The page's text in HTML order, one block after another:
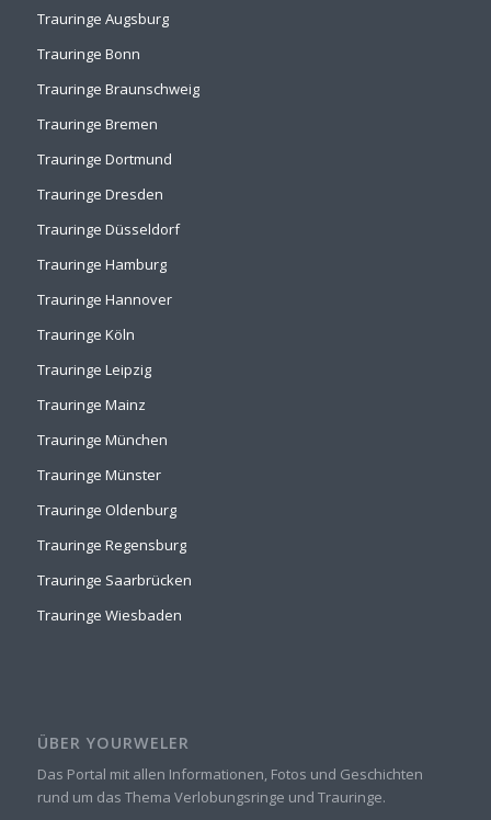
Trauringe Augsburg
Trauringe Bonn
Trauringe Braunschweig
Trauringe Bremen
Trauringe Dortmund
Trauringe Dresden
Trauringe Düsseldorf
Trauringe Hamburg
Trauringe Hannover
Trauringe Köln
Trauringe Leipzig
Trauringe Mainz
Trauringe München
Trauringe Münster
Trauringe Oldenburg
Trauringe Regensburg
Trauringe Saarbrücken
Trauringe Wiesbaden
ÜBER YOURWELER
Das Portal mit allen Informationen, Fotos und Geschichten
rund um das Thema Verlobungsringe und Trauringe.